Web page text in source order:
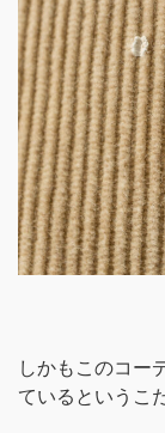
しかもこのコー
ているというこ